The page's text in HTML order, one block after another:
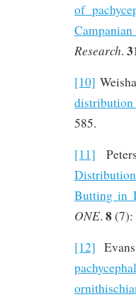
of
Research.
[10]
585.
[11]
Butting in
ONE. 8(7):
[12]